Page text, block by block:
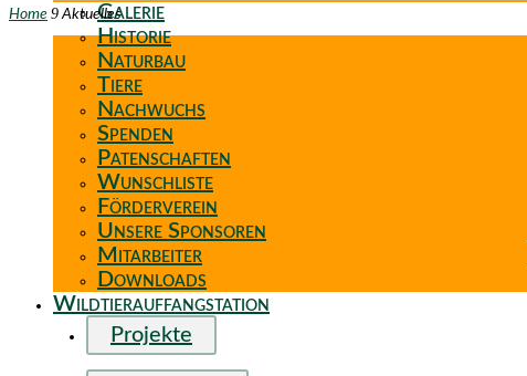
Galerie
Historie
Naturbau
Tiere
Nachwuchs
Spenden
Patenschaften
Wunschliste
Förderverein
Unsere Sponsoren
Mitarbeiter
Downloads
Wildtierauffangstation
Home 9 Aktuelles
Projekte